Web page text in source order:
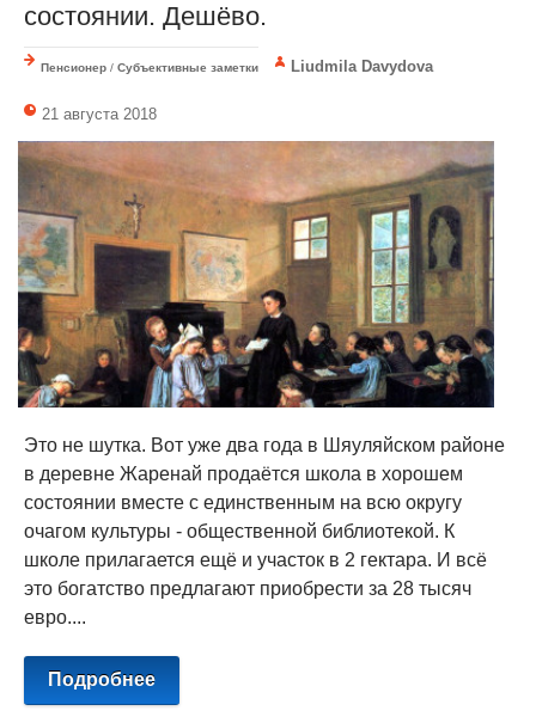
состоянии. Дешёво.
Пенсионер / Субъективные заметки Liudmila Davydova
21 августа 2018
Это не шутка. Вот уже два года в Шяуляйском районе
в деревне Жаренай продаётся школа в хорошем
состоянии вместе с единственным на всю округу
очагом культуры - общественной библиотекой. К
школе прилагается ещё и участок в 2 гектара. И всё
это богатство предлагают приобрести за 28 тысяч
евро....
Подробнее